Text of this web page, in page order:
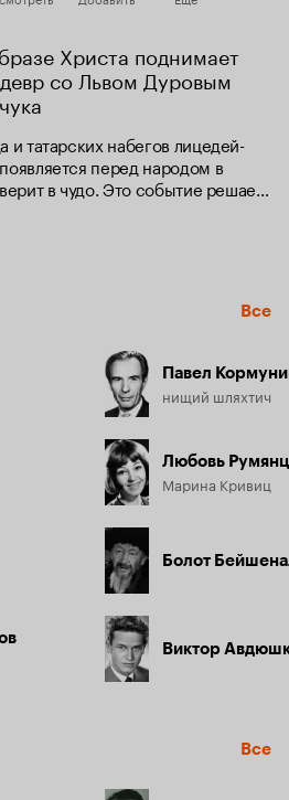
Христа поднимает
со Львом Дуровым
и татарских набегов лицедей-
перед народом в
в чудо. Это событие решает
Босяцкий. Арестованного по
его друзей - «апостолов»,
Сбежав от кардинала,
в женском монастыре. С Все
Павел
нищий шляхтич
Любовь
Марина Кривиц
Болот
Виктор
Все